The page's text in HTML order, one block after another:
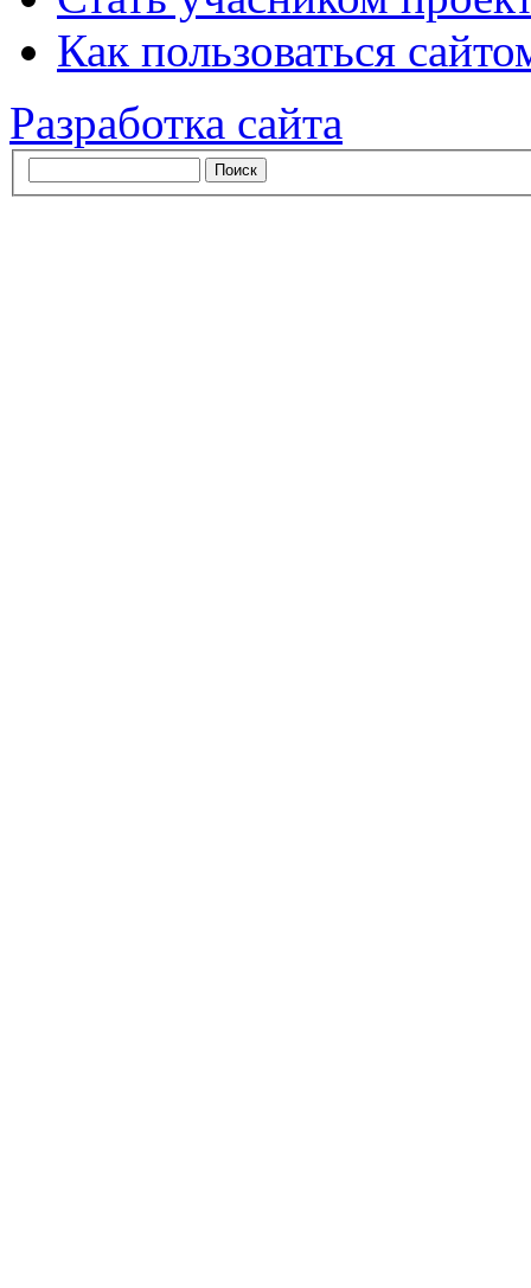
Как пользоваться
Разработка сайта